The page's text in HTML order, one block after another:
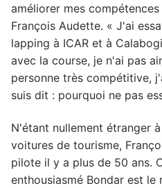
améliorer mes
François Audette. « J'ai
lapping à ICAR et à
avec la course, je n'ai pas
personne très compétitive,
suis dit : pourquoi ne pas
N'étant nullement étranger
voitures de tourisme,
pilote il y a plus de 50 ans.
enthousiasmé Bondar est